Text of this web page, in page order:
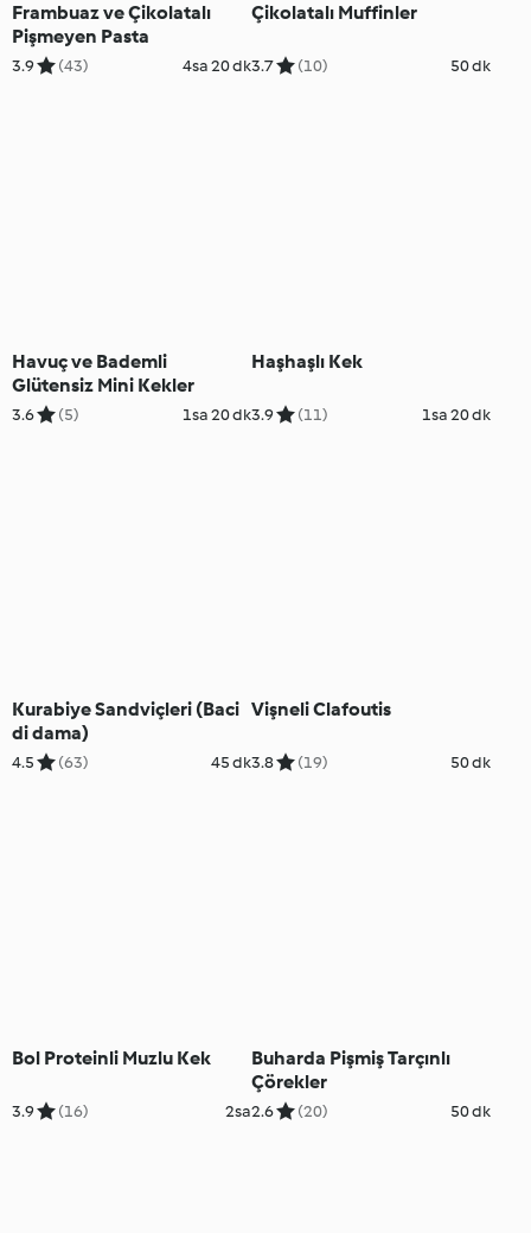
Frambuaz ve Çikolatalı
Pişmeyen Pasta
3.9 (43) 4sa 20 dk
Çikolatalı Muffinler
3.7 (10) 50 dk
Havuç ve Bademli
Glütensiz Mini Kekler
3.6 (5) 1sa 20 dk
Haşhaşlı Kek
3.9 (11) 1sa 20 dk
Kurabiye Sandviçleri (Baci
di dama)
4.5 (63) 45 dk
Vişneli Clafoutis
3.8 (19) 50 dk
Bol Proteinli Muzlu Kek
3.9 (16) 2sa
Buharda Pişmiş Tarçınlı
Çörekler
2.6 (20) 50 dk